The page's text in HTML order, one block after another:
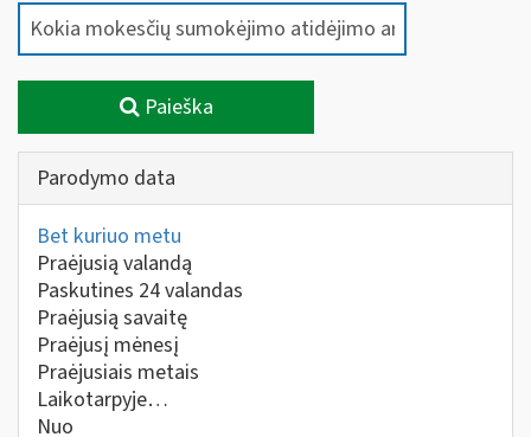
Paieška
Parodymo data
Bet kuriuo metu
Praėjusią valandą
Paskutines 24 valandas
Praėjusią savaitę
Praėjusį mėnesį
Praėjusiais metais
Laikotarpyje…
Nuo